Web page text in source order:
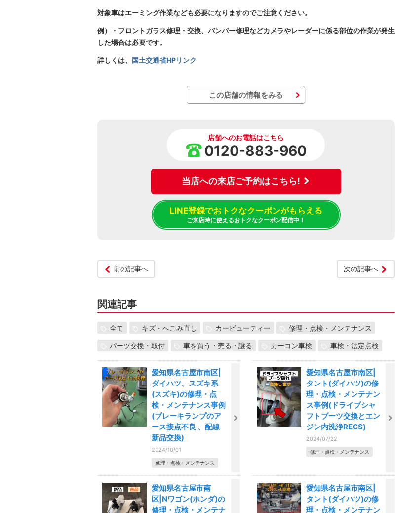
対象車はエーミング作業なども必要になりますのでご注意ください。
例）・フロントガラス修理・交換、バンパー修理などカメラやレーダーに係る部位の作業が発生
した場合は必要です。
詳しくは、 国土交通省HPリンク
この店舗の情報をみる
店舗へのお電話はこちら
0120-883-960
当店への来店ご予約はこちら!
LINE登録でおトクなクーポンがもらえる
ご来店時に使えるおトクなクーポン配信中！
前の記事へ 次の記事へ
関連記事
全て キズ・へこみ直し カービューティー 修理・点検・メンテナンス
パーツ交換・取付 車を買う・売る・譲る カーコン車検 車検・法定点検
愛知県名古屋市南区|
ダイハツ、スズキ系
(スズキ)の修理・点
検・メンテナンス事例
(ブレーキランプのア
ース接点不良 、配線
新品交換)
2024/10/01
修理・点検・メンテナンス
愛知県名古屋市南区|
タント(ダイハツ)の修
理・点検・メンテナン
ス事例(ドライブシャ
フトブーツ交換とエン
ジン内洗浄RECS)
2024/07/22
修理・点検・メンテナンス
愛知県名古屋市南
区|Nワゴン(ホンダ)の
修理・点検・メンテナ
愛知県名古屋市南区|
タント(ダイハツ)の修
理・点検・メンテナン